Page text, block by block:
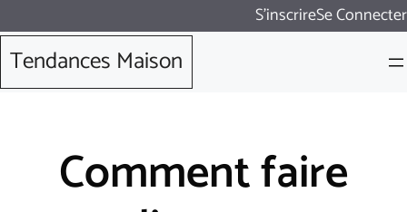
au
contenu
S'inscrireSe Connecter
Tendances Maison
Comment faire